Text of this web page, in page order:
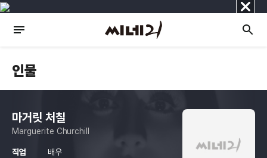
닫
기
인물
마거릿 처칠
Marguerite Churchill
직업
배우